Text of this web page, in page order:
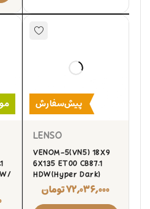
پیش‌سفارش
LENSO
VENOM-5(VN5) 18X9
6X135 ET00 CB87.1
HDW(Hyper Dark)
۷۲,۰۳۶,۰۰۰تومان